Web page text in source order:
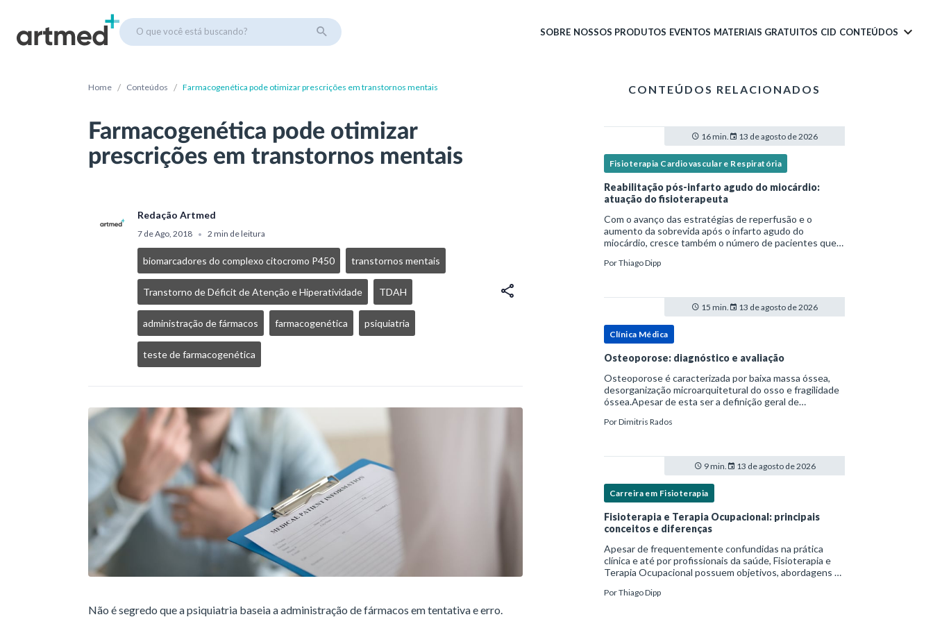
O que você está buscando? SOBRE NOSSOS PRODUTOS EVENTOS MATERIAIS GRATUITOS CID CONTEÚDOS
Home / Conteúdos / Farmacogenética pode otimizar prescrições em transtornos mentais
Farmacogenética pode otimizar
prescrições em transtornos mentais
Redação Artmed
7 de Ago, 2018 • 2 min de leitura
biomarcadores do complexo citocromo P450 transtornos mentais
Transtorno de Déficit de Atenção e Hiperatividade TDAH
administração de fármacos farmacogenética psiquiatria
teste de farmacogenética
Não é segredo que a psiquiatria baseia a administração de fármacos em tentativa e erro.
CONTEÚDOS RELACIONADOS
16 min. 13 de agosto de 2026
Fisioterapia Cardiovascular e Respiratória
Reabilitação pós-infarto agudo do miocárdio:
atuação do fisioterapeuta
Com o avanço das estratégias de reperfusão e o
aumento da sobrevida após o infarto agudo do
miocárdio, cresce também o número de pacientes que
estruturada.Nesse contexto, o fisioterapeuta assume
PorThiago Dipp
15 min. 13 de agosto de 2026
Clínica Médica
Osteoporose: diagnóstico e avaliação
Osteoporose é caracterizada por baixa massa óssea,
desorganização microarquitetural do osso e fragilidade
óssea.Apesar de esta ser a definição geral de
Saúde, ela tem um enfoque patofisiológico, e não c
PorDimitris Rados
9 min. 13 de agosto de 2026
Carreira em Fisioterapia
Fisioterapia e Terapia Ocupacional: principais
conceitos e diferenças
Apesar de frequentemente confundidas na prática
clínica e até por profissionais da saúde, Fisioterapia e
Terapia Ocupacional possuem objetivos, abordagens e
complementares. Entender essas diferenças é essenc
PorThiago Dipp